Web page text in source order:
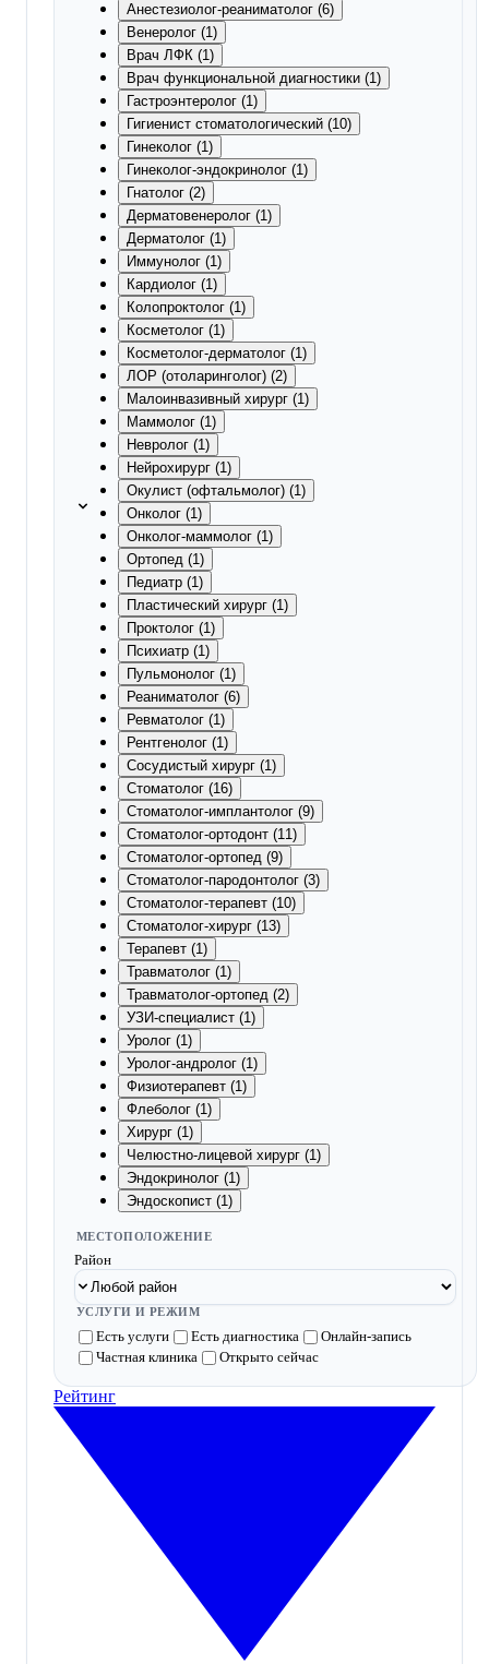
Анестезиолог-реаниматолог (6)
Венеролог (1)
Врач ЛФК (1)
Врач функциональной диагностики (1)
Гастроэнтеролог (1)
Гигиенист стоматологический (10)
Гинеколог (1)
Гинеколог-эндокринолог (1)
Гнатолог (2)
Дерматовенеролог (1)
Дерматолог (1)
Иммунолог (1)
Кардиолог (1)
Колопроктолог (1)
Косметолог (1)
Косметолог-дерматолог (1)
ЛОР (отоларинголог) (2)
Малоинвазивный хирург (1)
Маммолог (1)
Невролог (1)
Нейрохирург (1)
Окулист (офтальмолог) (1)
Онколог (1)
Онколог-маммолог (1)
Ортопед (1)
Педиатр (1)
Пластический хирург (1)
Проктолог (1)
Психиатр (1)
Пульмонолог (1)
Реаниматолог (6)
Ревматолог (1)
Рентгенолог (1)
Сосудистый хирург (1)
Стоматолог (16)
Стоматолог-имплантолог (9)
Стоматолог-ортодонт (11)
Стоматолог-ортопед (9)
Стоматолог-пародонтолог (3)
Стоматолог-терапевт (10)
Стоматолог-хирург (13)
Терапевт (1)
Травматолог (1)
Травматолог-ортопед (2)
УЗИ-специалист (1)
Уролог (1)
Уролог-андролог (1)
Физиотерапевт (1)
Флеболог (1)
Хирург (1)
Челюстно-лицевой хирург (1)
Эндокринолог (1)
Эндоскопист (1)
МЕСТОПОЛОЖЕНИЕ
Район
УСЛУГИ И РЕЖИМ
Есть услуги Есть диагностика
Онлайн-запись
Частная клиника
Открыто сейчас
Рейтинг